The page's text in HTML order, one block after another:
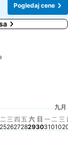
Pogledaj cene
datum
ovaj datum
ovaj datum
za ovaj datum
za ovaj
19 za ovaj
月 20
dostupna za
月 21
dostupna za
日, 八月 23
nije dostupna
期一, 八月 24
€
星期二, 八月 25
二
25
星期三, 八月 26
Cena nije
三
26
星期四, 八月
Cena nije
四
27
星期五, 八
Cena nije
五
28
星期六,
149 €
六
29
星期日
147 €
日
30
星期
一
31
星
九月
二
01
三
02